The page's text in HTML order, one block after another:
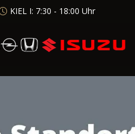
KIEL I: 7:30 - 18:00 Uhr